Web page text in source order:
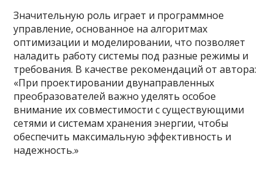
Значительную роль играет и программное
управление, основанное на алгоритмах
оптимизации и моделировании, что позволяет
наладить работу системы под разные режимы и
требования. В качестве рекомендаций от автора:
«При проектировании двунаправленных
преобразователей важно уделять особое
внимание их совместимости с существующими
сетями и системам хранения энергии, чтобы
обеспечить максимальную эффективность и
надежность.»